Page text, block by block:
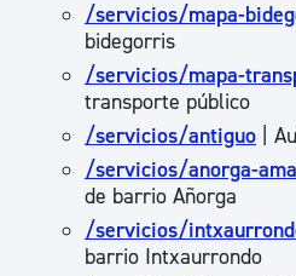
/servicios/mapa-
bidegorris
/servicios/mapa-
transporte público
/servicios/antiguo |
/servicios/anorga-
de barrio Añorga
/servicios/
barrio Intxaurrondo